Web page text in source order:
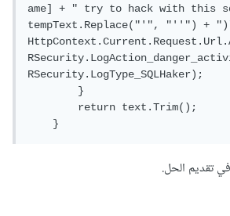
ame] + " try to hack with this
tempText.Replace("'", "''") +
HttpContext.Current.Request.Url
RSecurity.
RSecurity.LogType_SQLHaker);
}
return text.Trim();
}
تقديم الحل.